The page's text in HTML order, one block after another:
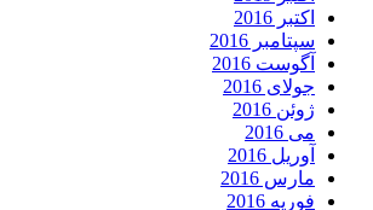
اکتبر 2016
سپتامبر 2016
آگوست 2016
جولای 2016
ژوئن 2016
می 2016
آوریل 2016
مارس 2016
فوریه 2016